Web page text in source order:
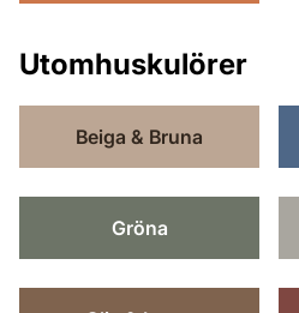
Utomhuskulörer
Beiga & Bruna
Gröna